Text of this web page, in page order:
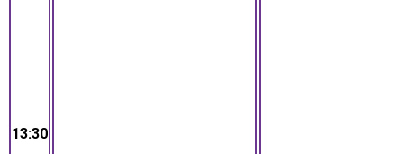
13:30